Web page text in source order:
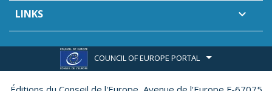
LINKS 
COUNCIL OF EUROPE PORTAL